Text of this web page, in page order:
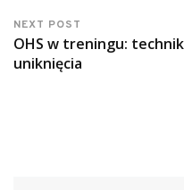
NEXT POST
OHS w treningu:
uniknięcia